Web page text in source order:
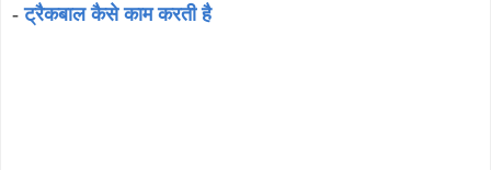
-ट्रैकबाल कैसे काम करती है